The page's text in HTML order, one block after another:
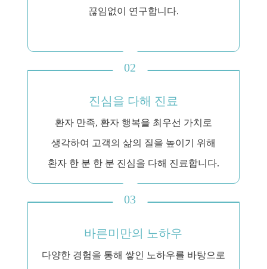
끊임없이 연구합니다.
02
진심을 다해 진료
환자 만족, 환자 행복을 최우선 가치로
생각하여 고객의 삶의 질을 높이기 위해
환자 한 분 한 분 진심을 다해 진료합니다.
03
바른미만의 노하우
다양한 경험을 통해 쌓인 노하우를 바탕으로